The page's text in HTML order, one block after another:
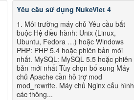
Yêu cầu sử dụng NukeViet 4
1. Môi trường máy chủ Yêu cầu bắt
buộc Hệ điều hành: Unix (Linux,
Ubuntu, Fedora …) hoặc Windows
PHP: PHP 5.4 hoặc phiên bản mới
nhất. MySQL: MySQL 5.5 hoặc phiên
bản mới nhất Tùy chọn bổ sung Máy
chủ Apache cần hỗ trợ mod
mod_rewrite. Máy chủ Nginx cấu hình
các thông...